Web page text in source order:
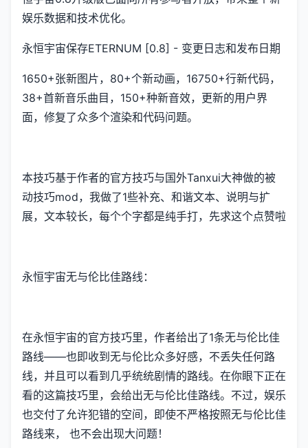
娱乐数据和技术优化。
永恒宇宙保存ETERNUM [0.8] - 变更日志和发布日期
1650+张新图片，80+个新动画，16750+行新代码，
38+首新音乐曲目，150+种新音效，更新的用户界
面，修复了众多个渲染和代码问题。
本技巧基于作者的官方技巧与国外Tanxui大神做的被
动技巧mod，我做了1些补充、和谐文本、说明与扩
展，文本较长，每个个字都是纯手打，先求这个点赞啦
永恒宇宙无与伦比佳路线：
在永恒宇宙的官方技巧里，作者给出了1条无与伦比佳
路线——也即收到无与伦比众多好感，不丢失任何路
线，并且可以看到几乎统统剧情的路线。在你眼下正在
看的这篇技巧里，会给出无与伦比佳路线。不过，娱乐
也交付了允许犯错的空间，即使不严格按照无与伦比佳
路线来， 也不会出现大问题！